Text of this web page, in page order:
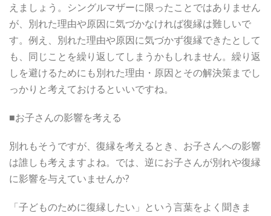
えましょう。シングルマザーに限ったことではありません
が、別れた理由や原因に気づかなければ復縁は難しいで
す。例え、別れた理由や原因に気づかず復縁できたとして
も、同じことを繰り返してしまうかもしれません。繰り返
しを避けるためにも別れた理由・原因とその解決策までし
っかりと考えておけるといいですね。
■お子さんの影響を考える
別れもそうですが、復縁を考えるとき、お子さんへの影響
は誰しも考えますよね。では、逆にお子さんが別れや復縁
に影響を与えていませんか?
「子どものために復縁したい」という言葉をよく聞きま